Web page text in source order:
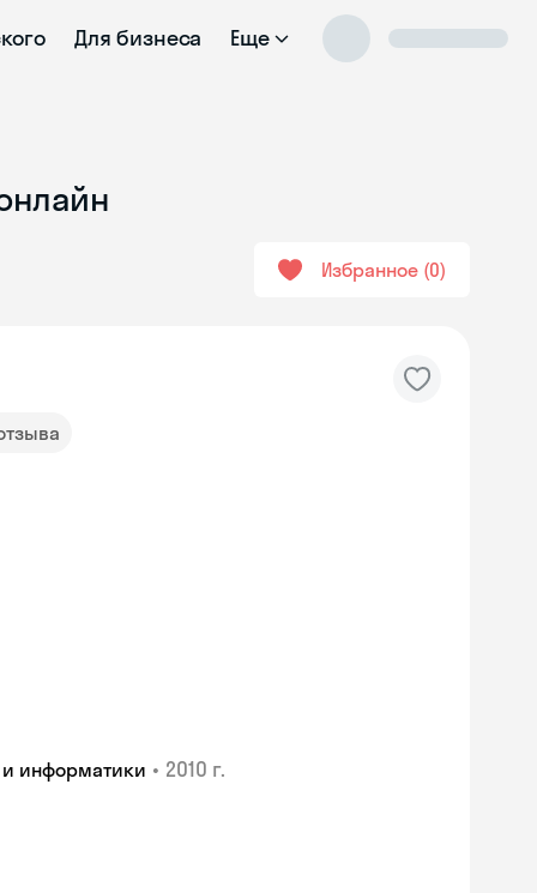
Для бизнеса Еще
Избранное 0
и информатики • 2010 г.